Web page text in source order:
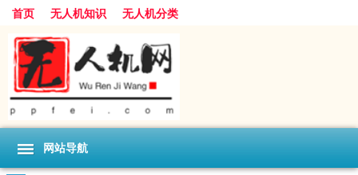
首页 无人机知识 无人机分类
网站导航